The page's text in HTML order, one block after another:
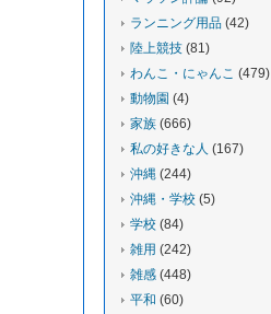
ランニング用品 (42)
陸上競技 (81)
わんこ・にゃんこ (479)
動物園 (4)
家族 (666)
私の好きな人 (167)
沖縄 (244)
沖縄・学校 (5)
学校 (84)
雑用 (242)
雑感 (448)
平和 (60)